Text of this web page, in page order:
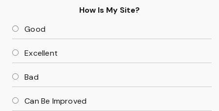
How Is My Site?
Good
Excellent
Bad
Can Be Improved